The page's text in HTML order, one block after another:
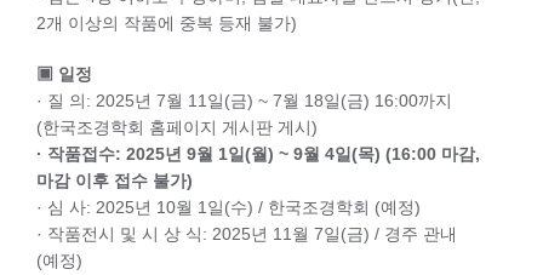
2개 이상의 작품에 중복 등재 불가)
▣ 일정
· 질 의: 2025년 7월 11일(금) ~ 7월 18일(금) 16:00까지
(한국조경학회 홈페이지 게시판 게시)
· 작품접수: 2025년 9월 1일(월) ~ 9월 4일(목) (16:00 마감,
마감 이후 접수 불가)
· 심 사: 2025년 10월 1일(수) / 한국조경학회 (예정)
· 작품전시 및 시 상 식: 2025년 11월 7일(금) / 경주 관내
(예정)